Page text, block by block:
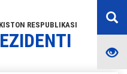
RESPUBLIKASI